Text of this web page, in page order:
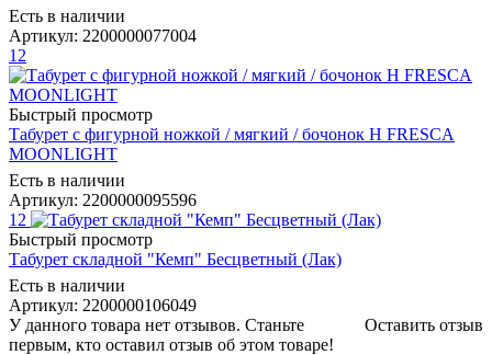
Есть в наличии
Артикул: 2200000077004
12
Быстрый просмотр
Табурет с фигурной ножкой / мягкий / бочонок Н FRESCA
MOONLIGHT
Есть в наличии
Артикул: 2200000095596
12
Быстрый просмотр
Табурет складной "Кемп" Бесцветный (Лак)
Есть в наличии
Артикул: 2200000106049
Оставить отзыв
У данного товара нет отзывов. Станьте
первым, кто оставил отзыв об этом товаре!